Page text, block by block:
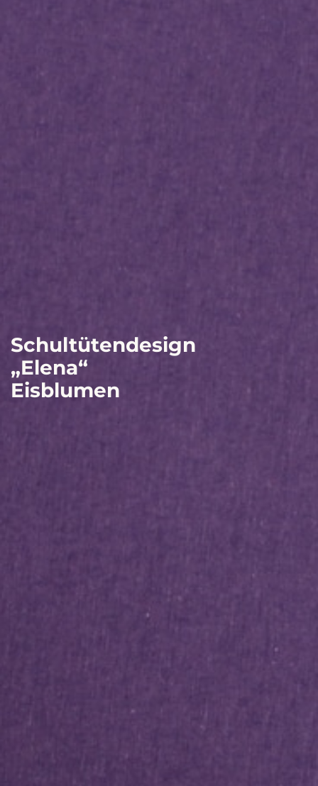
Schultütendesign
„Elena“
Eisblumen